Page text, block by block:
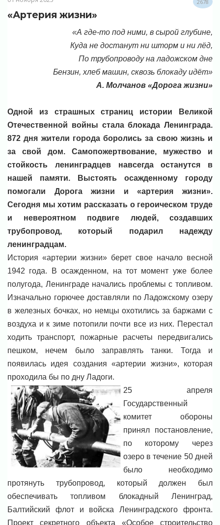
2678
«Артерия жизни»
«А где-то под ними, в сырой глубине,
Куда не достанут ни шторм и ни лёд,
По трубопроводу на ладожском дне
Бензин, хлеб машин, сквозь блокаду идёт»
А. Молчанов «Дорога жизни»
Одной из страшных страниц истории Великой
Отечественной войны стала блокада Ленинграда.
872 дня жители города боролись за свою жизнь и
за свой дом. Самопожертвование, мужество и
стойкость ленинградцев навсегда останутся в
нашей памяти. Выстоять осажденному городу
помогали Дорога жизни и «артерия жизни».
Сегодня мы хотим рассказать о героическом труде
и невероятном подвиге людей, создавших
трубопровод, который подарил надежду
ленинградцам.
История «артерии жизни» берет свое начало весной
1942 года. В осажденном, на тот момент уже более
полугода, Ленинграде начались проблемы с топливом.
Изначально горючее доставляли по Ладожскому озеру
в железных бочках, но немцы охотились за баржами с
воздуха и к зиме потопили почти все из них. Перестал
ходить транспорт, пожарные расчеты передвигались
пешком, нечем было заправлять танки. Тогда и
появилась идея создания «артерии жизни», которая
проходила бы по дну Ладоги.
25 апреля
Государственный
комитет обороны
принял постановление,
по которому через
озеро в течение 50 дней
было необходимо
протянуть трубопровод, который должен был
обеспечивать топливом блокадный Ленинград,
Балтийский флот и войска Ленинградского фронта.
Проект секретного объекта «Особое строительство